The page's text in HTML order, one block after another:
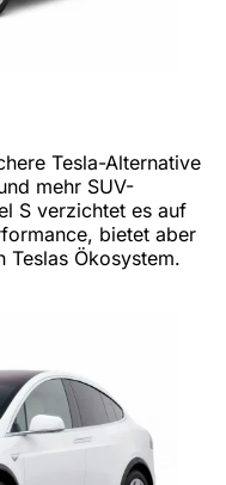
Tesla-Alternative
mehr SUV-
S verzichtet es auf
bietet aber
Teslas Ökosystem.